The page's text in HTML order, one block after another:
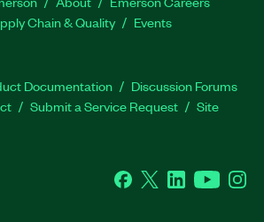
Chain & Quality Events
Documentation
Discussion Forums
Submit a Service Request
Site
Facebook
Twitter LinkedInYouTube